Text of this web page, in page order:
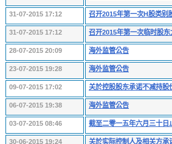
31-07-2015 17:12 召开2015年第一次H股类别
31-07-2015 17:12 召开2015年第一次临时股
28-07-2015 20:09 海外监管公告
23-07-2015 19:28 海外监管公告
09-07-2015 17:02 关於控股股东承诺不减持股
06-07-2015 19:38 海外监管公告
03-07-2015 08:46 截至二零一五年六月三十日
30-06-2015 19:24 关於实际控制人及相关方承